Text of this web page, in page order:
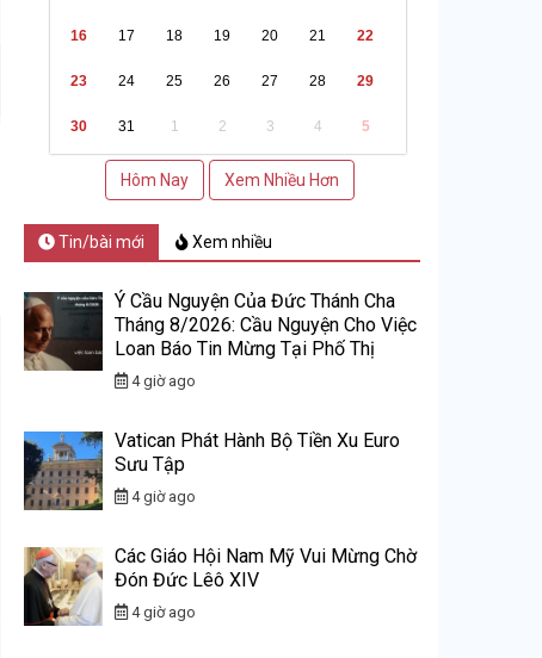
16 17 18 19 20 21 22
23 24 25 26 27 28 29
30 31 1 2 3 4 5
Hôm Nay Xem Nhiều Hơn
Tin/bài mới Xem nhiều
Ý Cầu Nguyện Của Đức Thánh Cha
Tháng 8/2026: Cầu Nguyện Cho Việc
Loan Báo Tin Mừng Tại Phố Thị
4 giờ ago
Vatican Phát Hành Bộ Tiền Xu Euro
Sưu Tập
4 giờ ago
Các Giáo Hội Nam Mỹ Vui Mừng Chờ
Đón Đức Lêô XIV
4 giờ ago